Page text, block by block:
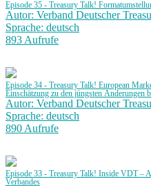
Episode 35 - Treasury Talk!
Autor: Verband Deutscher
Sprache: deutsch
893 Aufrufe
Episode 34 - Treasury Talk! European
Einschätzung zu den jüngsten Änderungen
Autor: Verband Deutscher
Sprache: deutsch
890 Aufrufe
Episode 33 - Treasury Talk! Inside VDT –
Verbandes